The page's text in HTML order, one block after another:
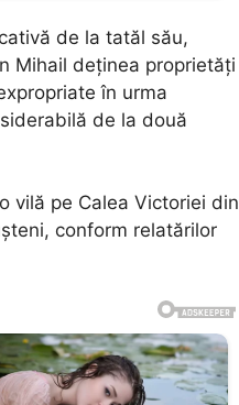
de la tatăl său,
Mihail deținea proprietăți
în urma
de la două
vilă pe Calea Victoriei din
conform relatărilor